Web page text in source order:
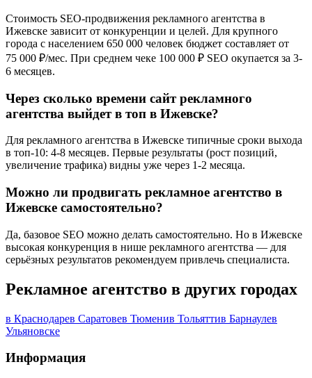
Стоимость SEO-продвижения рекламного агентства в
Ижевске зависит от конкуренции и целей. Для крупного
города с населением 650 000 человек бюджет составляет от
75 000 ₽/мес. При среднем чеке 100 000 ₽ SEO окупается за 3-
6 месяцев.
Через сколько времени сайт рекламного
агентства выйдет в топ в Ижевске?
Для рекламного агентства в Ижевске типичные сроки выхода
в топ-10: 4-8 месяцев. Первые результаты (рост позиций,
увеличение трафика) видны уже через 1-2 месяца.
Можно ли продвигать рекламное агентство в
Ижевске самостоятельно?
Да, базовое SEO можно делать самостоятельно. Но в Ижевске
высокая конкуренция в нише рекламного агентства — для
серьёзных результатов рекомендуем привлечь специалиста.
Рекламное агентство в других городах
в Краснодарев Саратовев Тюменив Тольяттив Барнаулев
Ульяновске
Информация